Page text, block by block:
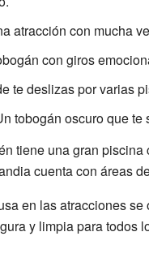
atracción con mucha
con giros
te deslizas por varias
tobogán oscuro que te
tiene una gran
cuenta con áreas
en las atracciones
y limpia para todos